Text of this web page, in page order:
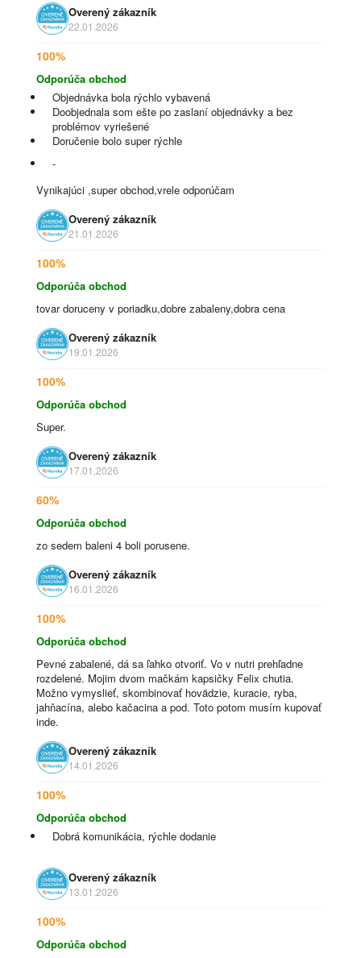
Overený zákazník
22.01.2026
100%
Odporúča obchod
Objednávka bola rýchlo vybavená
Doobjednala som ešte po zaslaní objednávky a bez
problémov vyriešené
Doručenie bolo super rýchle
-
Vynikajúci ,super obchod,vrele odporúčam
Overený zákazník
21.01.2026
100%
Odporúča obchod
tovar doruceny v poriadku,dobre zabaleny,dobra cena
Overený zákazník
19.01.2026
100%
Odporúča obchod
Super.
Overený zákazník
17.01.2026
60%
Odporúča obchod
zo sedem baleni 4 boli porusene.
Overený zákazník
16.01.2026
100%
Odporúča obchod
Pevné zabalené, dá sa ľahko otvoriť. Vo v nutri prehľadne
rozdelené. Mojim dvom mačkám kapsičky Felix chutia.
Možno vymyslieť, skombinovať hovädzie, kuracie, ryba,
jahňacína, alebo kačacina a pod. Toto potom musím kupovať
inde.
Overený zákazník
14.01.2026
100%
Odporúča obchod
Dobrá komunikácia, rýchle dodanie
Overený zákazník
13.01.2026
100%
Odporúča obchod